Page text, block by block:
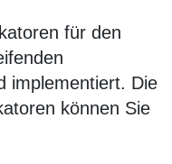
für den
implementiert. Die
können Sie